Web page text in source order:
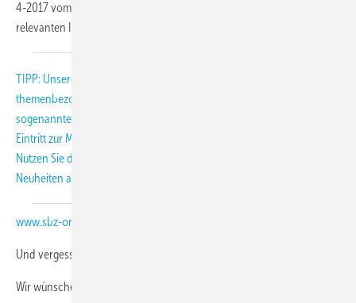
4-2017 vom 8. März 2017. Mit dieser Ausgabe erhalten Sie alle
relevanten Informationen zur kommenden ISH/Aircontec.
TIPP: Unsere Schwesterzeitschrift SBZ veranstaltet kostenlos
themenbezogene Führungen auf der ISH 2017 in Frankfurt am Main,
sogenannte Guided Tours. Die Teilnehmer erhalten zudem freien
Eintritt zur Messe. Täglich gibt es eine Führung zum Thema Kälte/Klima.
Nutzen Sie die Möglichkeit und lassen Sie sich ca. 2 Stunden über die
Neuheiten aus diesem Bereich informieren. Unter
www.sbz-online.de/guidedtours
Und vergessen Sie nicht, sich für den
Wir wünschen Ihnen viel Spaß beim Lesen.